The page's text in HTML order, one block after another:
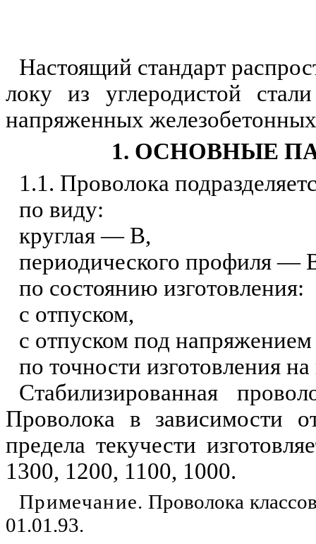
Настоящий стандарт
локу из углеродистой
напря­женных
1. ОСНОВНЫЕ
1.1. Проволока
по виду:
круглая — В,
периодического профиля —
по состоянию изготовления:
с отпуском,
с отпуском под
по точности изготовления
Стабилизированная
Про­волока в зависимости
предела текучести
1300, 1200, 1100, 1000.
Примечание. Проволока
01.01.93.